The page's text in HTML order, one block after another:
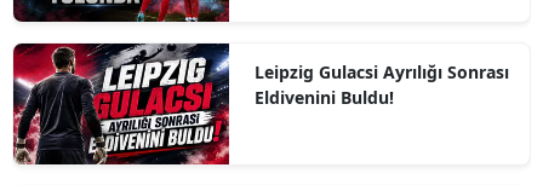
Leipzig Gulacsi Ayrılığı Sonrası
Eldivenini Buldu!